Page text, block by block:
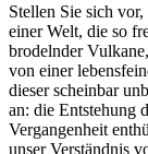
Stellen Sie sich
einer Welt, die so
brodelnder
von einer
dieser scheinbar
an: die Entstehung
Vergangenheit
unser Verständnis